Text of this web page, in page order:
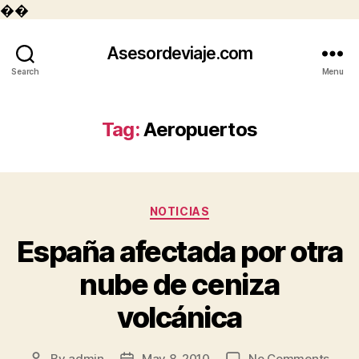
��
Search
Asesordeviaje.com
Menu
Tag:Aeropuertos
Categories
NOTICIAS
España afectada por otra
nube de ceniza
volcánica